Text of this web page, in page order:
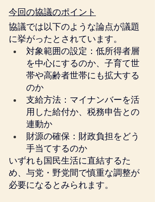
今回の協議のポイント
協議では以下のような論点が議題
に挙がったとされています。
対象範囲の設定：低所得者層
を中心にするのか、子育て世
帯や高齢者世帯にも拡大する
のか
支給方法：マイナンバーを活
用した給付か、税務申告との
連動か
財源の確保：財政負担をどう
手当てするのか
いずれも国民生活に直結するた
め、与党・野党間で慎重な調整が
必要になるとみられます。